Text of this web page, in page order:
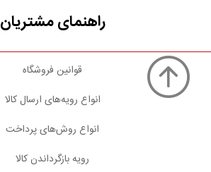
راهنمای مشتریان
قوانین فروشگاه
انواع رویه‌های ارسال کالا
انواع روش‌های پرداخت
رویه بازگرداندن کالا